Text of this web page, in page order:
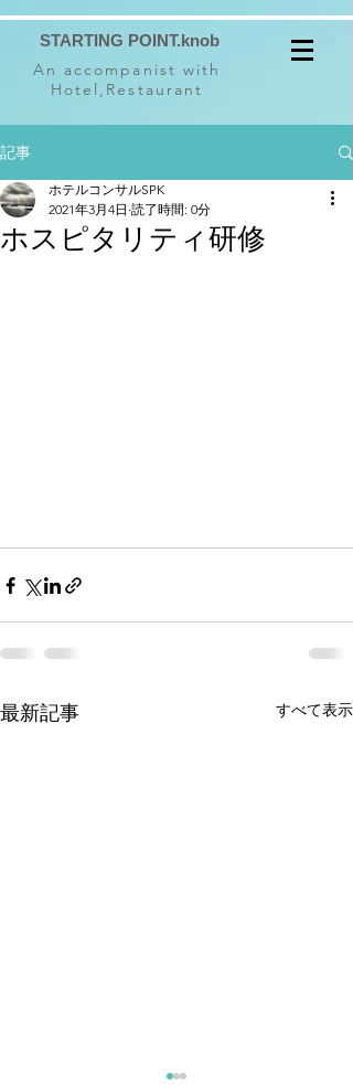
STARTING POINT.knob
An accompanist with
Hotel,Restaurant
記事
ホスピタリティ研修
ホテルコンサルSPK
2021年3月4日 読了時間: 0分
最新記事 すべて表示